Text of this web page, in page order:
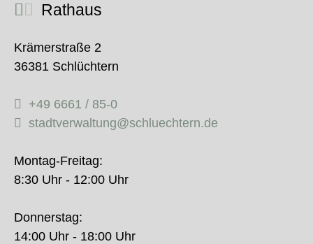
Rathaus
Krämerstraße 2
36381 Schlüchtern
+49 6661 / 85-0
stadtverwaltung@schluechtern.de
Montag-Freitag:
8:30 Uhr - 12:00 Uhr
Donnerstag:
14:00 Uhr - 18:00 Uhr